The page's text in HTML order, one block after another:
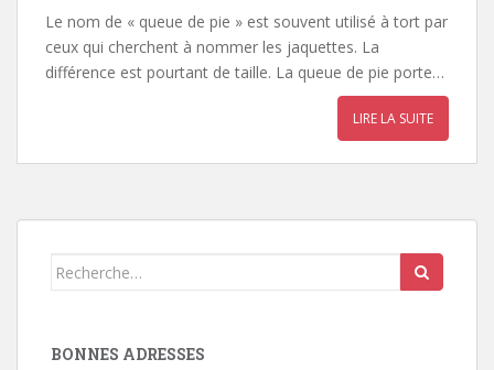
Le nom de « queue de pie » est souvent utilisé à tort par
ceux qui cherchent à nommer les jaquettes. La
différence est pourtant de taille. La queue de pie porte…
LIRE LA SUITE
Search
BONNES ADRESSES